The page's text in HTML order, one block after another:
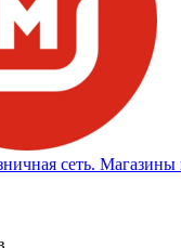
сеть. Магазины